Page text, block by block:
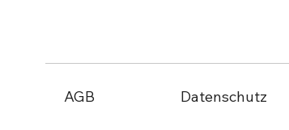
AGB Datenschutz